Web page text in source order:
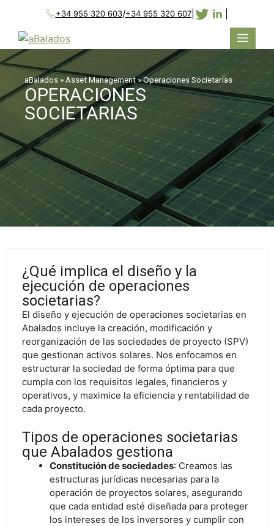
+34 955 320 603/+34 955 320 607|
aBalados » Asset Management»Operaciones Societarias
OPERACIONES
SOCIETARIAS
¿Qué implica el diseño y la
ejecución de operaciones
societarias?
El diseño y ejecución de operaciones societarias en
Abalados incluye la creación, modificación y
reorganización de las sociedades de proyecto (SPV)
que gestionan activos solares. Nos enfocamos en
estructurar la sociedad de forma óptima para que
cumpla con los requisitos legales, financieros y
operativos, y maximice la eficiencia y rentabilidad de
cada proyecto.
Tipos de operaciones societarias
que Abalados gestiona
Constitución de sociedades: Creamos las
estructuras jurídicas necesarias para la
operación de proyectos solares, asegurando
que cada entidad esté diseñada para proteger
los intereses de los inversores y cumplir con